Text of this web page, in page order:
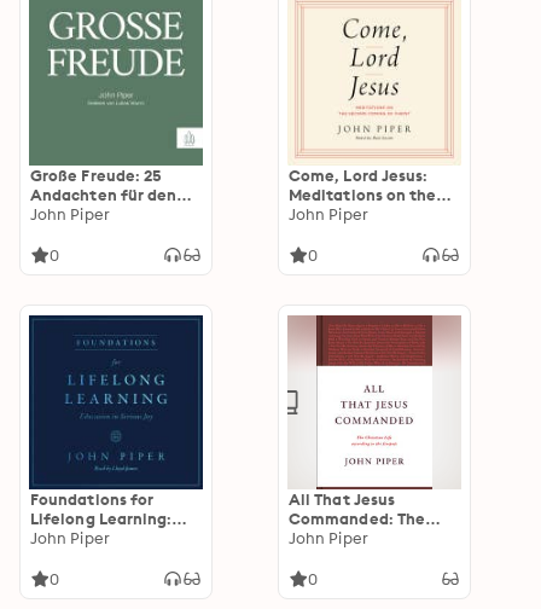
Große Freude: 25
Andachten für den
Advent
John Piper
0
Come, Lord Jesus:
Meditations on the
Second Coming of
John Piper
0
Foundations for
Lifelong Learning:
Education in Serious
John Piper
0
All That Jesus
Commanded: The
Christian Life
Gospels
John Piper
0